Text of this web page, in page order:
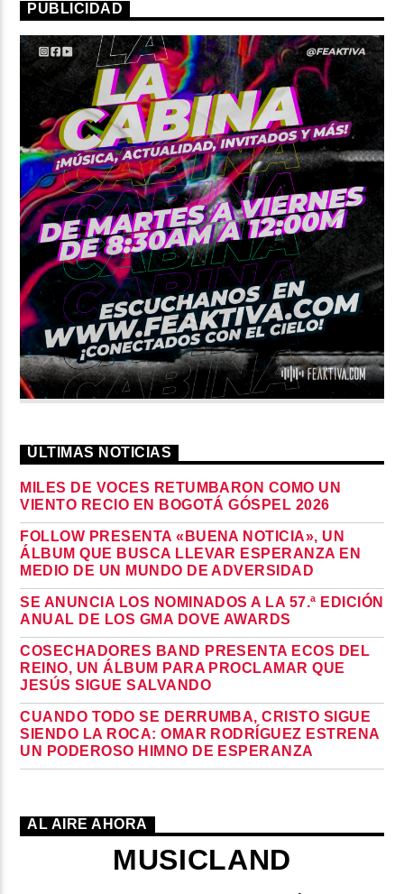
PUBLICIDAD
ÚLTIMAS NOTICIAS
MILES DE VOCES RETUMBARON COMO UN
VIENTO RECIO EN BOGOTÁ GÓSPEL 2026
FOLLOW PRESENTA «BUENA NOTICIA», UN
ÁLBUM QUE BUSCA LLEVAR ESPERANZA EN
MEDIO DE UN MUNDO DE ADVERSIDAD
SE ANUNCIA LOS NOMINADOS A LA 57.ª EDICIÓN
ANUAL DE LOS GMA DOVE AWARDS
COSECHADORES BAND PRESENTA ECOS DEL
REINO, UN ÁLBUM PARA PROCLAMAR QUE
JESÚS SIGUE SALVANDO
CUANDO TODO SE DERRUMBA, CRISTO SIGUE
SIENDO LA ROCA: OMAR RODRÍGUEZ ESTRENA
UN PODEROSO HIMNO DE ESPERANZA
AL AIRE AHORA
MUSICLAND